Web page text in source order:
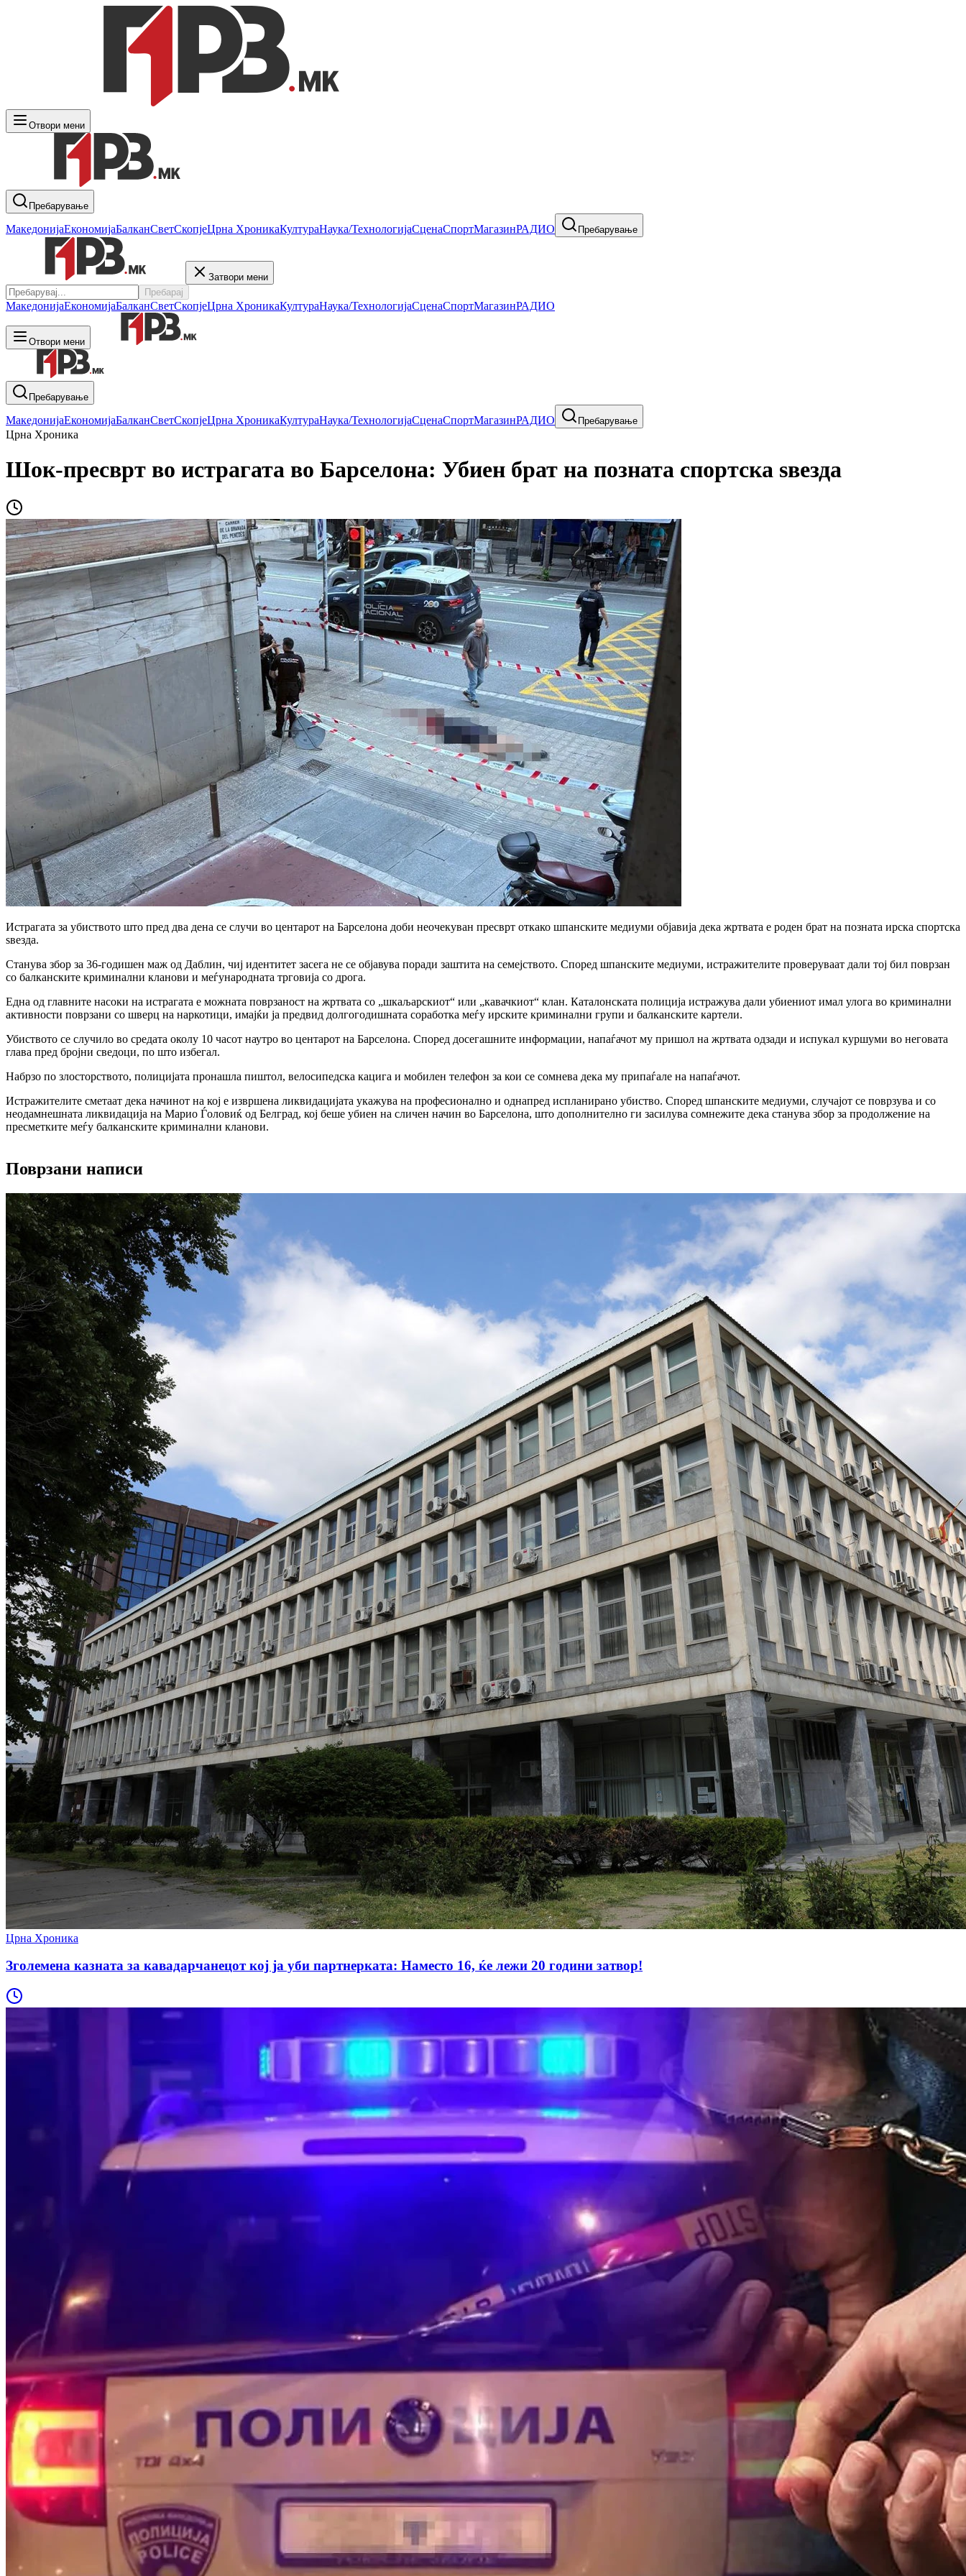
Отвори мени
Пребарување
МакедонијаЕкономијаБалканСветСкопјеЦрна ХроникаКултураНаука/ТехнологијаСценаСпортМагазинРАДИО Пребарување
Затвори мени
Пребарај
МакедонијаЕкономијаБалканСветСкопјеЦрна ХроникаКултураНаука/ТехнологијаСценаСпортМагазинРАДИО
Отвори мени
Пребарување
МакедонијаЕкономијаБалканСветСкопјеЦрна ХроникаКултураНаука/ТехнологијаСценаСпортМагазинРАДИО Пребарување
Црна Хроника
Шок-пресврт во истрагата во Барселона: Убиен брат на позната спортска ѕвезда
Истрагата за убиството што пред два дена се случи во центарот на Барселона доби неочекуван пресврт откако шпанските медиуми објавија дека жртвата е роден брат на позната ирска спортска
ѕвезда.
Станува збор за 36-годишен маж од Даблин, чиј идентитет засега не се објавува поради заштита на семејството. Според шпанските медиуми, истражителите проверуваат дали тој бил поврзан
со балканските криминални кланови и меѓународната трговија со дрога.
Една од главните насоки на истрагата е можната поврзаност на жртвата со „шкаљарскиот“ или „кавачкиот“ клан. Каталонската полиција истражува дали убиениот имал улога во криминални
активности поврзани со шверц на наркотици, имајќи ја предвид долгогодишната соработка меѓу ирските криминални групи и балканските картели.
Убиството се случило во средата околу 10 часот наутро во центарот на Барселона. Според досегашните информации, напаѓачот му пришол на жртвата одзади и испукал куршуми во неговата
глава пред бројни сведоци, по што избегал.
Набрзо по злосторството, полицијата пронашла пиштол, велосипедска кацига и мобилен телефон за кои се сомнева дека му припаѓале на напаѓачот.
Истражителите сметаат дека начинот на кој е извршена ликвидацијата укажува на професионално и однапред испланирано убиство. Според шпанските медиуми, случајот се поврзува и со
неодамнешната ликвидација на Марио Ѓоловиќ од Белград, кој беше убиен на сличен начин во Барселона, што дополнително ги засилува сомнежите дека станува збор за продолжение на
пресметките меѓу балканските криминални кланови.
Поврзани написи
Црна Хроника
Зголемена казната за кавадарчанецот кој ја уби партнерката: Наместо 16, ќе лежи 20 години затвор!